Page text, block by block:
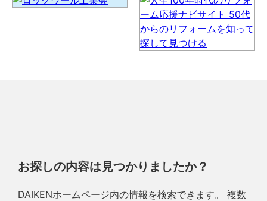
お探しの内容は見つかりましたか？
DAIKENホームページ内の情報を検索できます。 複数